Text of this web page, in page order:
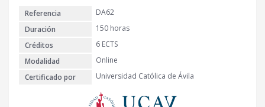
Referencia
DA62
Duración
150 horas
Créditos
6 ECTS
Modalidad
Online
Certificado por
Universidad Católica de Ávila